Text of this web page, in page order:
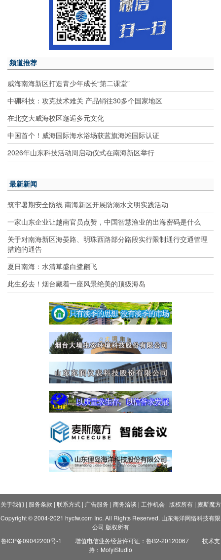
频道推荐
威海南海新区打造青少年成长“第二课堂”
中硼科技：攻克技术难关 产品销往30多个国家地区
在北交大威海校区邂逅多元文化
中国首个！威海国际海水浴场获蓝旗海滩国际认证
2026年山东科技活动周启动仪式在南海新区举行
最新新闻
筑牢暑期安全防线 南海新区开展防溺水文明实践活动
一家山东企业让越南官员点赞，中国智慧渔业的出海密码是什么
关于对南海新区海晏路、明珠西路部分路段实行限制通行交通管理
措施的通告
夏日南海：水清草盛白鹭翩飞
此生必去！烟台藏着一座风景绝美的顶级海岛
关于我们 | 服务条款 | 联系方式| 广告服务 | 商务洽谈 | 工作机会| 版权所有| 麦斯魔方
Copyright © 2004-2021 hycfw.com Inc. All Rights Reserved. 山东海洋网络科技有限
公司 版权所有
鲁ICP备09042200号-1
增值电信业务经营许可证：鲁B2-20120067
技术支
持：MofyiStudio